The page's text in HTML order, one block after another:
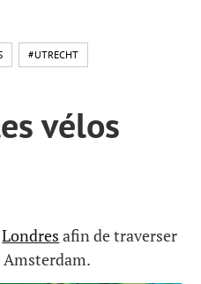
#UTRECHT
vélos
Londres afin de traverser